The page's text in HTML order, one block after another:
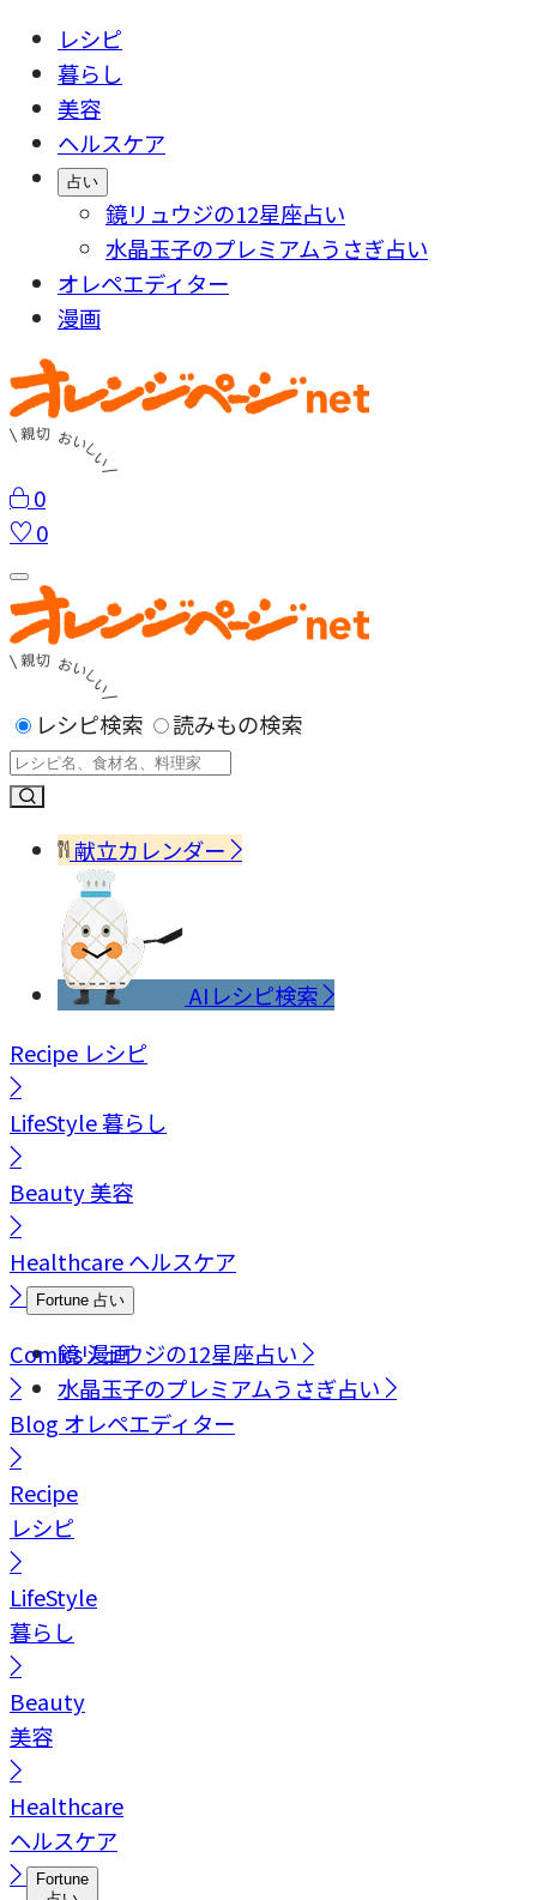
レシピ
暮らし
美容
ヘルスケア
占い
鏡リュウジの12星座占い
水晶玉子のプレミアムうさぎ占い
オレペエディター
漫画
0
0
レシピ検索 読みもの検索
献立カレンダー
AIレシピ検索
Recipe レシピ
LifeStyle暮らし
Beauty美容
Healthcareヘルスケア
Fortune 占い
鏡リュウジの12星座占い
水晶玉子のプレミアムうさぎ占い
Comics漫画
Blog オレペエディター
Recipe
レシピ
LifeStyle
暮らし
Beauty
美容
Healthcare
ヘルスケア
Fortune